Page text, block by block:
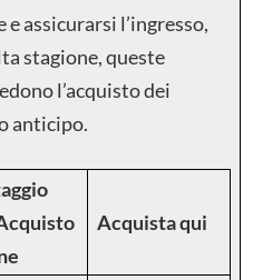
assicurarsi l’ingresso,
stagione, queste
l’acquisto dei
anticipo.
Acquista qui